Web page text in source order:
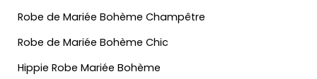
Robe de Mariée Bohème Champêtre
Robe de Mariée Bohème Chic
Hippie Robe Mariée Bohème